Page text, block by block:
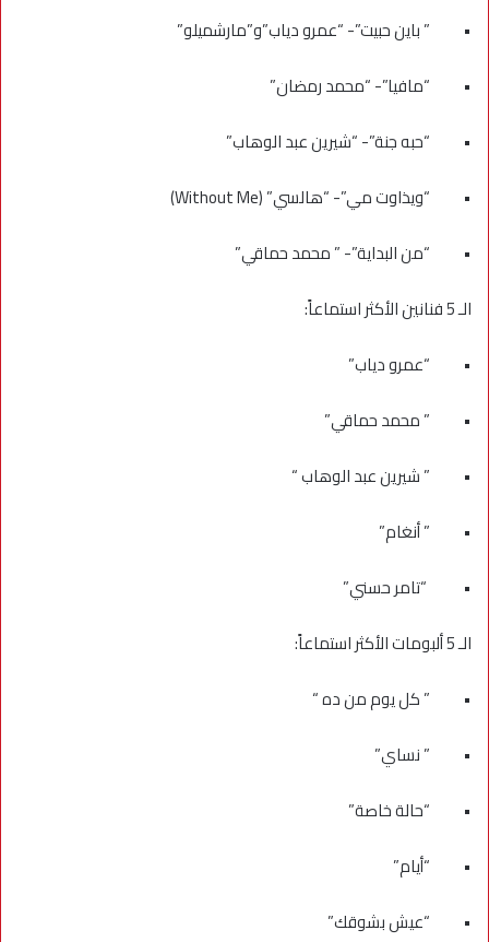
• ” باين حبيت”- “عمرو دياب”و”مارشميلو”
• “مافيا”- “محمد رمضان”
• “حبه جنة”- “شيرين عبد الوهاب”
• “ويذاوت مي”- “هالسي” (Without Me)
• “من البداية”- ” محمد حماقي”
الـ 5 فنانين الأكثر استماعاً:
• “عمرو دياب”
• ” محمد حماقي”
• ” شيرين عبد الوهاب “
• ” أنغام”
• “تامر حسني”
الـ 5 ألبومات الأكثر استماعاً:
• ” كل يوم من ده “
• ” نساي”
• “حالة خاصة”
• “أيام”
• “عيش بشوقك”